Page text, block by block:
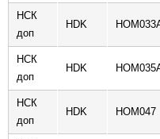
НСК
доп
HDK
НСК
доп
HDK
НСК
доп
HDK HOM047